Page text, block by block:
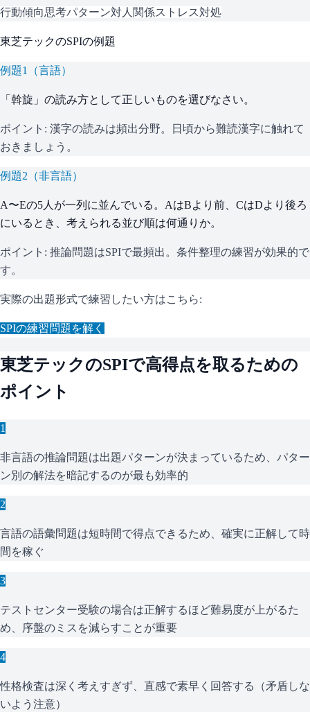
行動傾向思考パターン対人関係ストレス対処
東芝テックのSPIの例題
例題1 （言語）
「斡旋」の読み方として正しいものを選びなさい。
ポイント: 漢字の読みは頻出分野。日頃から難読漢字に触れて
おきましょう。
例題2 （非言語）
A〜Eの5人が一列に並んでいる。AはBより前、CはDより後ろ
にいるとき、考えられる並び順は何通りか。
ポイント: 推論問題はSPIで最頻出。条件整理の練習が効果的で
す。
実際の出題形式で練習したい方はこちら:
SPIの練習問題を解く
東芝テックのSPIで高得点を取るための
ポイント
1
非言語の推論問題は出題パターンが決まっているため、パター
ン別の解法を暗記するのが最も効率的
2
言語の語彙問題は短時間で得点できるため、確実に正解して時
間を稼ぐ
3
テストセンター受験の場合は正解するほど難易度が上がるた
め、序盤のミスを減らすことが重要
4
性格検査は深く考えすぎず、直感で素早く回答する（矛盾しな
いよう注意）